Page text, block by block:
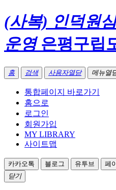
(사복) 인덕원
운영은평구립
홈 검색 사용자열닫 메뉴열
통합페이지 바로가기
홈으로
로그인
회원가입
MY LIBRARY
사이트맵
카카오톡 블로그 유투브
페
닫기